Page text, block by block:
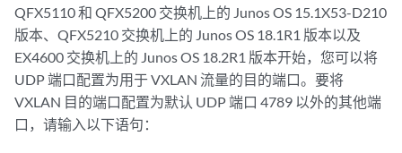
QFX5110 和 QFX5200 交换机上的 Junos OS 15.1X53-D210
版本、QFX5210 交换机上的 Junos OS 18.1R1 版本以及
EX4600 交换机上的 Junos OS 18.2R1 版本开始，您可以将
UDP 端口配置为用于 VXLAN 流量的目的端口。要将
VXLAN 目的端口配置为默认 UDP 端口 4789 以外的其他端
口，请输入以下语句：